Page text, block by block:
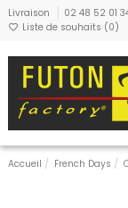
Livraison 02 48 52 01
Liste de souhaits (0)
Accueil French Days